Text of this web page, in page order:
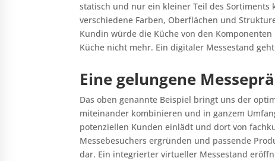
statisch und nur ein kleiner Teil des
verschiedene Farben, Oberflächen und
Kundin würde die Küche von den
Küche nicht mehr. Ein digitaler Messestand
Eine gelungene
Das oben genannte Beispiel bringt uns der
miteinander kombinieren und in ganzem
potenziellen Kunden einlädt und dort von
Messebesuchers ergründen und passende
dar. Ein integrierter virtueller Messestand